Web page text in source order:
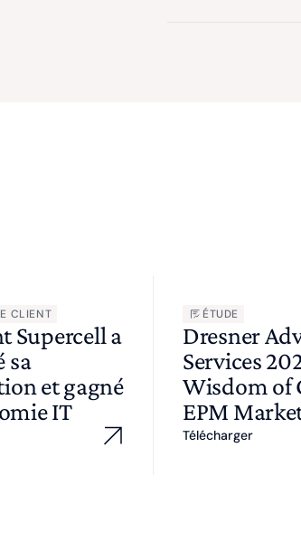
CLIENT
Supercell a
sa
et gagné
IT
ÉTUDE
Dresner
Services
Wisdom of
EPM
Télécharger